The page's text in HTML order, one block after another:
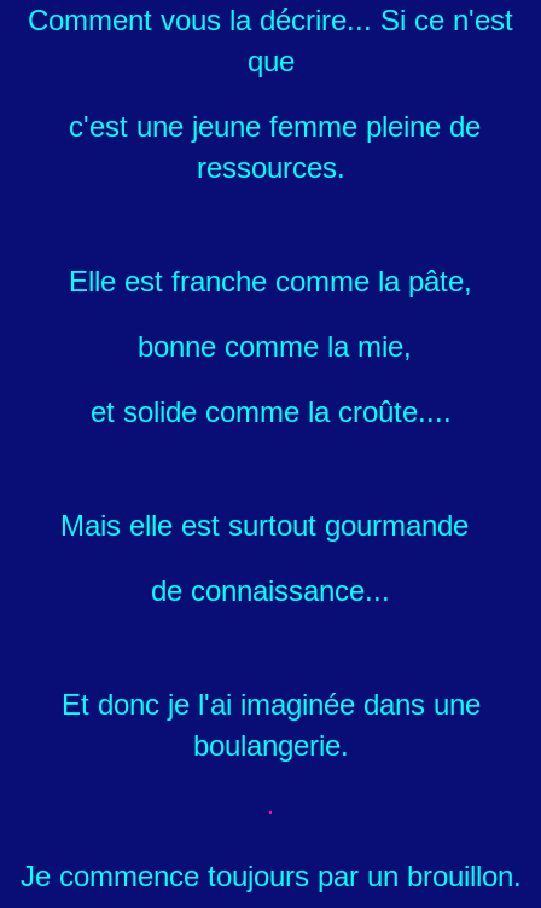
Comment vous la décrire... Si ce n'est
que
c'est une jeune femme pleine de
ressources.
Elle est franche comme la pâte,
bonne comme la mie,
et solide comme la croûte....
Mais elle est surtout gourmande
de connaissance...
Et donc je l'ai imaginée dans une
boulangerie.
Je commence toujours par un brouillon.